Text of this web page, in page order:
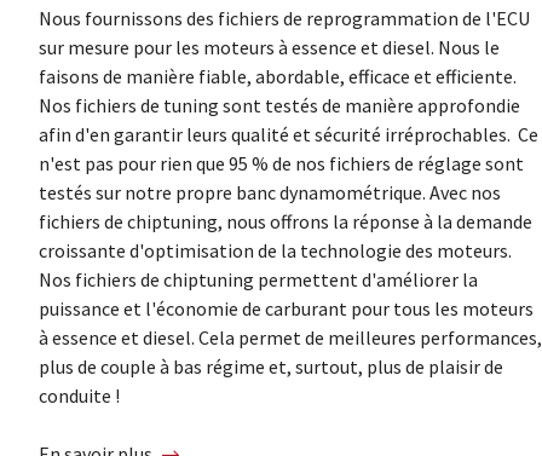
Nous fournissons des fichiers de reprogrammation de l'ECU
sur mesure pour les moteurs à essence et diesel. Nous le
faisons de manière fiable, abordable, efficace et efficiente.
Nos fichiers de tuning sont testés de manière approfondie
afin d'en garantir leurs qualité et sécurité irréprochables. Ce
n'est pas pour rien que 95 % de nos fichiers de réglage sont
testés sur notre propre banc dynamométrique. Avec nos
fichiers de chiptuning, nous offrons la réponse à la demande
croissante d'optimisation de la technologie des moteurs.
Nos fichiers de chiptuning permettent d'améliorer la
puissance et l'économie de carburant pour tous les moteurs
à essence et diesel. Cela permet de meilleures performances,
plus de couple à bas régime et, surtout, plus de plaisir de
conduite !